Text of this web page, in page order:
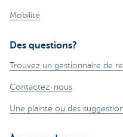
Mobilité
Des questions?
Trouvez un gestionnaire de
Contactez-nous
Une plainte ou des